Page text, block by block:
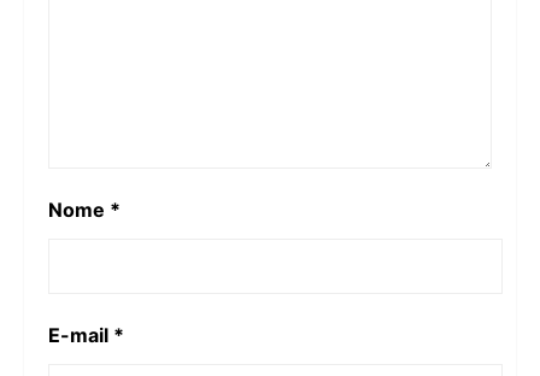
Nome *
E-mail *